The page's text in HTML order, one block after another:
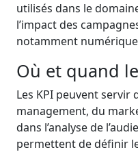
utilisés dans le
l’impact des
notamment
Où et quand
Les KPI peuvent servir
management, du
dans l’analyse de
permettent de définir